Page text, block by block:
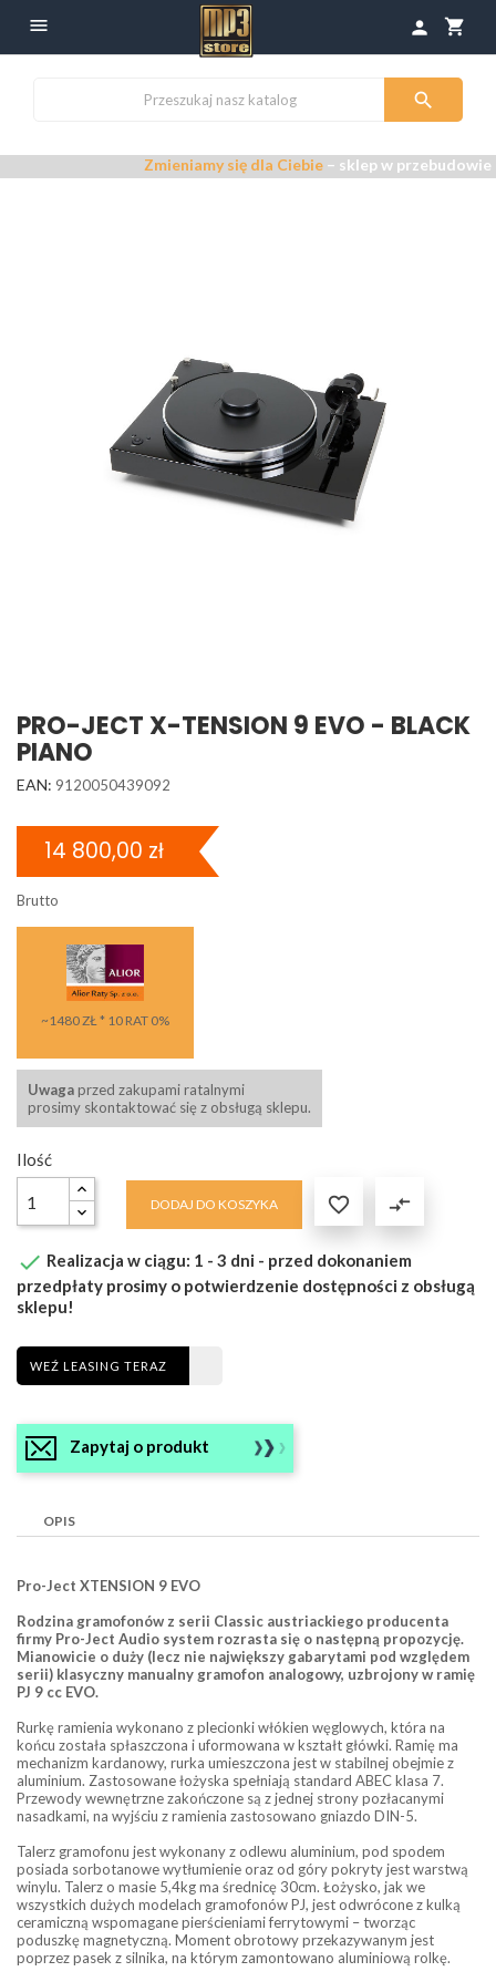
 shopping_cart
person

Zmieniamy się dla Ciebie– sklep w przebudowie –
PRO-JECT X-TENSION 9 EVO - BLACK
PIANO
EAN: 9120050439092
14 800,00 zł
Brutto
~1480 ZŁ * 10 RAT 0%
Uwaga przed zakupami ratalnymi
prosimy skontaktować się z obsługą sklepu.
Ilość
DODAJ DO KOSZYKA  compare_arrows
 Realizacja w ciągu: 1 - 3 dni - przed dokonaniem
przedpłaty prosimy o potwierdzenie dostępności z obsługą
sklepu!
WEŹ LEASING TERAZ
Zapytaj o produkt
OPIS
Pro-Ject XTENSION 9 EVO
Rodzina gramofonów z serii Classic austriackiego producenta
firmy Pro-Ject Audio system rozrasta się o następną propozycję.
Mianowicie o duży (lecz nie największy gabarytami pod względem
serii) klasyczny manualny gramofon analogowy, uzbrojony w ramię
PJ 9 cc EVO.
Rurkę ramienia wykonano z plecionki włókien węglowych, która na
końcu została spłaszczona i uformowana w kształt główki. Ramię ma
mechanizm kardanowy, rurka umieszczona jest w stabilnej obejmie z
aluminium. Zastosowane łożyska spełniają standard ABEC klasa 7.
Przewody wewnętrzne zakończone są z jednej strony pozłacanymi
nasadkami, na wyjściu z ramienia zastosowano gniazdo DIN-5.
Talerz gramofonu jest wykonany z odlewu aluminium, pod spodem
posiada sorbotanowe wytłumienie oraz od góry pokryty jest warstwą
winylu. Talerz o masie 5,4kg ma średnicę 30cm. Łożysko, jak we
wszystkich dużych modelach gramofonów PJ, jest odwrócone z kulką
ceramiczną wspomagane pierścieniami ferrytowymi – tworząc
poduszkę magnetyczną. Moment obrotowy przekazywanym jest
poprzez pasek z silnika, na którym zamontowano aluminiową rolkę.